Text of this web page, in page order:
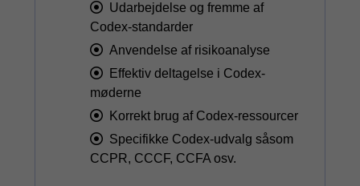
Udarbejdelse og fremme af
Codex-standarder
Anvendelse af risikoanalyse
Effektiv deltagelse i Codex-
møderne
Korrekt brug af Codex-ressourcer
Specifikke Codex-udvalg såsom
CCPR, CCCF, CCFA osv.